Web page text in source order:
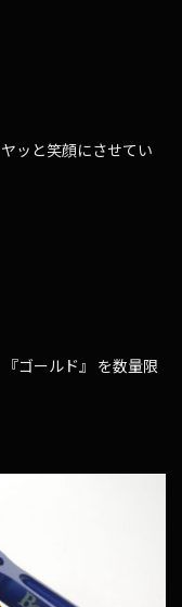
ッと笑顔にさせてい
ゴールド』 を数量限